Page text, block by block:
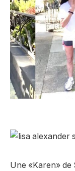
Une «Karen» de